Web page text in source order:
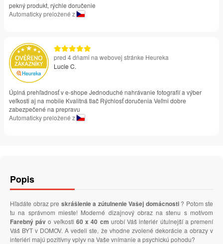
pekný produkt, rýchle doručenie
Automaticky preložené z
pred 4 dňami na webovej stránke Heureka
Lucie C.
Úplná prehľadnosť v e-shope Jednoduché nahrávanie fotografií a výber
veľkosti aj na mobile Kvalitná tlač Rýchlosť doručenia Veľmi dobre
zabezpečené na prepravu
Automaticky preložené z
Popis
Hľadáte obraz pre skrášlenie a zútulnenie Vašej domácnosti ? Potom ste
tu na správnom mieste! Moderné dizajnový obraz na stenu s motívom
Farebný páv o veľkosti 60 x 40 cm urobí Váš interiér útulnejší a premení
Váš BYT v DOMOV. A vedeli ste, že vhodne zvolené dekorácie a obrazy v
interiéri majú pozitívny vplyv na Vaše vnímanie a psychickú pohodu?